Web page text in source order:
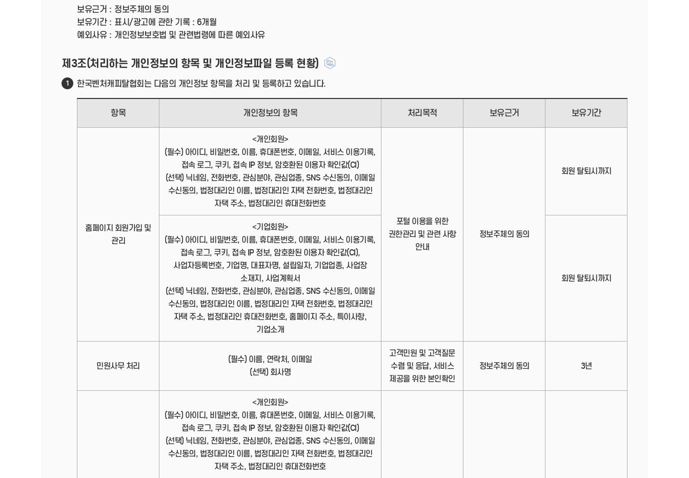
보유근거 : 정보주체의 동의
보유기간 : 표시/광고에 관한 기록 : 6개월
예외사유 : 개인정보보호법 및 관련법령에 따른 예외사유
제3조(처리하는 개인정보의 항목 및 개인정보파일 등록 현황)
1 한국벤처캐피탈협회는 다음의 개인정보 항목을 처리 및 등록하고 있습니다.
항목 개인정보의 항목 처리목적 보유근거 보유기간
홈페이지 회원가입 및
관리
<개인회원>
(필수) 아이디, 비밀번호, 이름, 휴대폰번호, 이메일, 서비스 이용기록,
접속 로그, 쿠키, 접속 IP 정보, 암호환된 이용자 확인값(CI)
(선택) 닉네임, 전화번호, 관심분야, 관심업종, SNS 수신동의, 이메일
수신동의, 법정대리인 이름, 법정대리인 자택 전화번호, 법정대리인
자택 주소, 법정대리인 휴대전화번호
포털 이용을 위한
권한관리 및 관련 사항
안내
정보주체의 동의
회원 탈퇴시까지
<기업회원>
(필수) 아이디, 비밀번호, 이름, 휴대폰번호, 이메일, 서비스 이용기록,
접속 로그, 쿠키, 접속 IP 정보, 암호환된 이용자 확인값(CI),
사업자등록번호, 기업명, 대표자명, 설립일자, 기업업종, 사업장
소재지, 사업계획서
(선택) 닉네임, 전화번호, 관심분야, 관심업종, SNS 수신동의, 이메일
수신동의, 법정대리인 이름, 법정대리인 자택 전화번호, 법정대리인
자택 주소, 법정대리인 휴대전화번호, 홈페이지 주소, 특이사항,
기업소개
회원 탈퇴시까지
민원사무 처리
(필수) 이름, 연락처, 이메일
(선택) 회사명
고객민원 및 고객질문
수렴 및 응답, 서비스
제공을 위한 본인확인
정보주체의 동의 3년
<개인회원>
(필수) 아이디, 비밀번호, 이름, 휴대폰번호, 이메일, 서비스 이용기록,
접속 로그, 쿠키, 접속 IP 정보, 암호환된 이용자 확인값(CI)
(선택) 닉네임, 전화번호, 관심분야, 관심업종, SNS 수신동의, 이메일
수신동의, 법정대리인 이름, 법정대리인 자택 전화번호, 법정대리인
자택 주소, 법정대리인 휴대전화번호